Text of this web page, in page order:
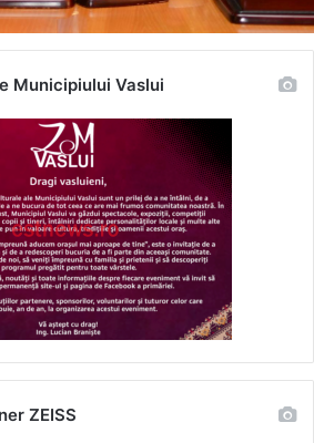
Municipiului Vaslui
ZEISS